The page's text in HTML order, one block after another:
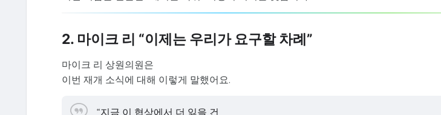
2. 마이크 리 “이제는 우리가 요구할 차례”
마이크 리 상원의원은
이번 재개 소식에 대해 이렇게 말했어요.
“지금 이 협상에서 더 잃을 건